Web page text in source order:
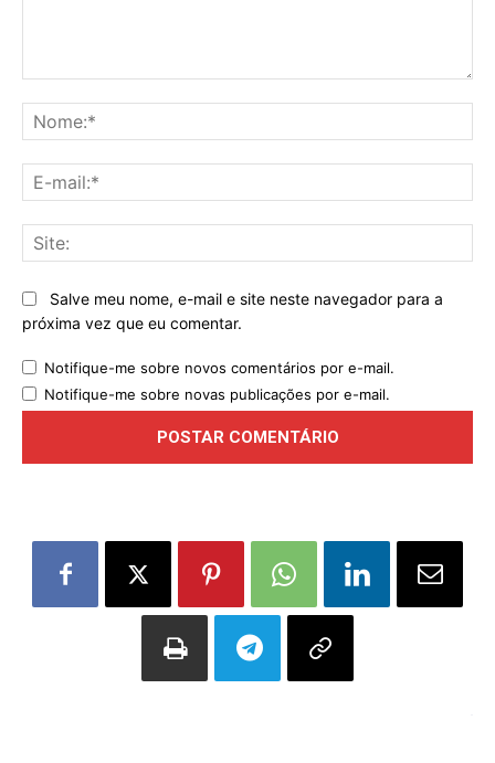
Salve meu nome, e-mail e site neste navegador para a
próxima vez que eu comentar.
Notifique-me sobre novos comentários por e-mail.
Notifique-me sobre novas publicações por e-mail.